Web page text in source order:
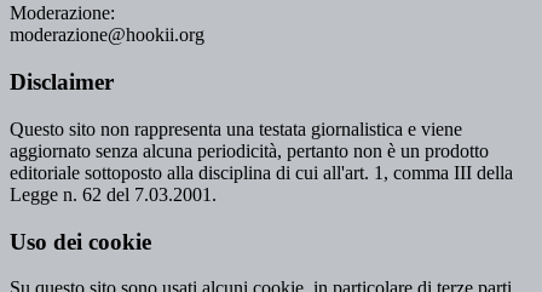
Moderazione:
moderazione@hookii.org
Disclaimer
Questo sito non rappresenta una testata giornalistica e viene
aggiornato senza alcuna periodicità, pertanto non è un prodotto
editoriale sottoposto alla disciplina di cui all'art. 1, comma III della
Legge n. 62 del 7.03.2001.
Uso dei cookie